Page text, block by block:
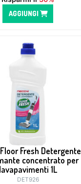
AGGIUNGI
Fresh Detergente
concentrato per
lavapavimenti 1L
DET926